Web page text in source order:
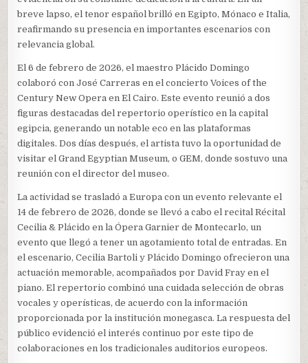
breve lapso, el tenor español brilló en Egipto, Mónaco e Italia,
reafirmando su presencia en importantes escenarios con
relevancia global.
El 6 de febrero de 2026, el maestro Plácido Domingo
colaboró con José Carreras en el concierto Voices of the
Century New Opera en El Cairo. Este evento reunió a dos
figuras destacadas del repertorio operístico en la capital
egipcia, generando un notable eco en las plataformas
digitales. Dos días después, el artista tuvo la oportunidad de
visitar el Grand Egyptian Museum, o GEM, donde sostuvo una
reunión con el director del museo.
La actividad se trasladó a Europa con un evento relevante el
14 de febrero de 2026, donde se llevó a cabo el recital Récital
Cecilia & Plácido en la Ópera Garnier de Montecarlo, un
evento que llegó a tener un agotamiento total de entradas. En
el escenario, Cecilia Bartoli y Plácido Domingo ofrecieron una
actuación memorable, acompañados por David Fray en el
piano. El repertorio combinó una cuidada selección de obras
vocales y operísticas, de acuerdo con la información
proporcionada por la institución monegasca. La respuesta del
público evidenció el interés continuo por este tipo de
colaboraciones en los tradicionales auditorios europeos.